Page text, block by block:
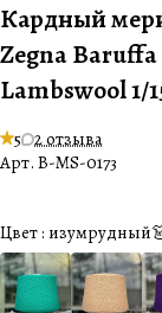
Кардный
Zegna Baruffa
Lambswool 1/
5 2 отзыва
Арт. B-MS-0173
Цвет :